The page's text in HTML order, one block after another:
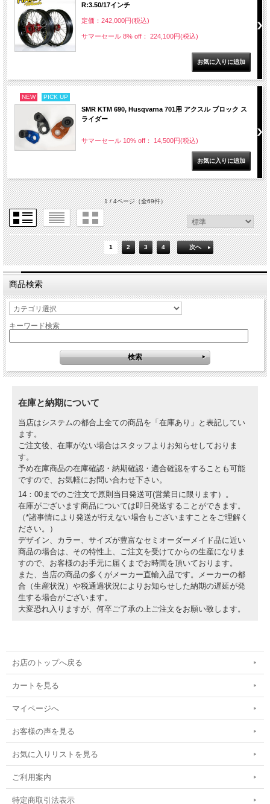
R:3.50/17インチ
定価：242,000円(税込)
サマーセール 8% off： 224,100円(税込)
NEW PICK UP
SMR KTM 690, Husqvarna 701用 アクスル ブロック ス
ライダー
サマーセール 10% off： 14,500円(税込)
1 / 4ページ（全69件）
1 2 3 4 次へ
商品検索
キーワード検索
在庫と納期について
当店はシステムの都合上全ての商品を「在庫あり」と表記してい
ます。
ご注文後、在庫がない場合はスタッフよりお知らせしておりま
す。
予め在庫商品の在庫確認・納期確認・適合確認をすることも可能
ですので、お気軽にお問い合わせ下さい。
14：00までのご注文で原則当日発送可(営業日に限ります）。
在庫がございます商品については即日発送することができます。
（*諸事情により発送が行えない場合もございますことをご理解く
ださい。）
デザイン、カラー、サイズが豊富なセミオーダーメイド品に近い
商品の場合は、その特性上、ご注文を受けてからの生産になりま
すので、お客様のお手元に届くまでお時間を頂いております。
また、当店の商品の多くがメーカー直輸入品です。メーカーの都
合（生産状況）や税通過状況によりお知らせした納期の遅延が発
生する場合がございます。
大変恐れ入りますが、何卒ご了承の上ご注文をお願い致します。
お店のトップへ戻る
カートを見る
マイページへ
お客様の声を見る
お気に入りリストを見る
ご利用案内
特定商取引法表示